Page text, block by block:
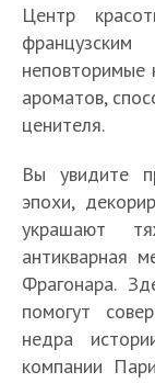
Центр
неповторимые
ароматов,
ценителя.
Вы увидите
эпохи,
украшают
антикварная
Фрагонара.
помогут
недра
компании